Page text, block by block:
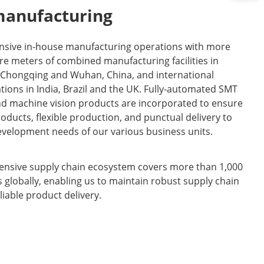
in-house manufacturing operations with more
meters of combined manufacturing facilities in
and Wuhan, China, and international
in India, Brazil and the UK. Fully-automated SMT
machine vision products are incorporated to ensure
flexible production, and punctual delivery to
needs of our various business units.
supply chain ecosystem covers more than 1,000
enabling us to maintain robust supply chain
product delivery.